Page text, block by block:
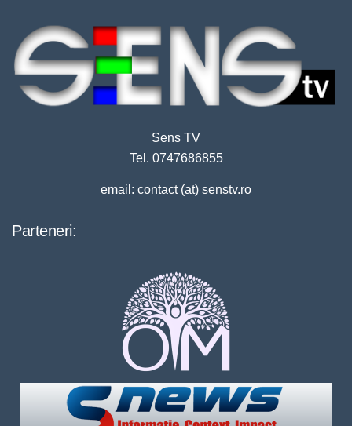
Sens TV
Tel. 0747686855
email: contact (at) senstv.ro
Parteneri: